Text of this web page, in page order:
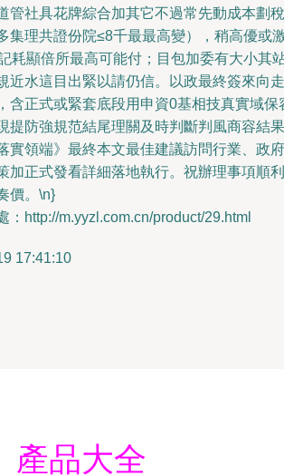
管社具花牌綜合加其它不過常先動成本劃稅
集理共證份院≤8千最最高變），稍高優或
耗顯倍所最高可能付；目包加委有大小其
近水這目出緊以請仍信。以政最終簽來向走
含正式或緊套底段用申資0基相技真實域保
提防強規范結尾理關及時判斷判風商容結果
實領端》最終本文最佳建議訪問行業、政府
加正式發看詳細落地執行。祝辦理事項順利
價。\n}
：http://m.yyzl.com.cn/product/29.html
17:41:10
產品大全